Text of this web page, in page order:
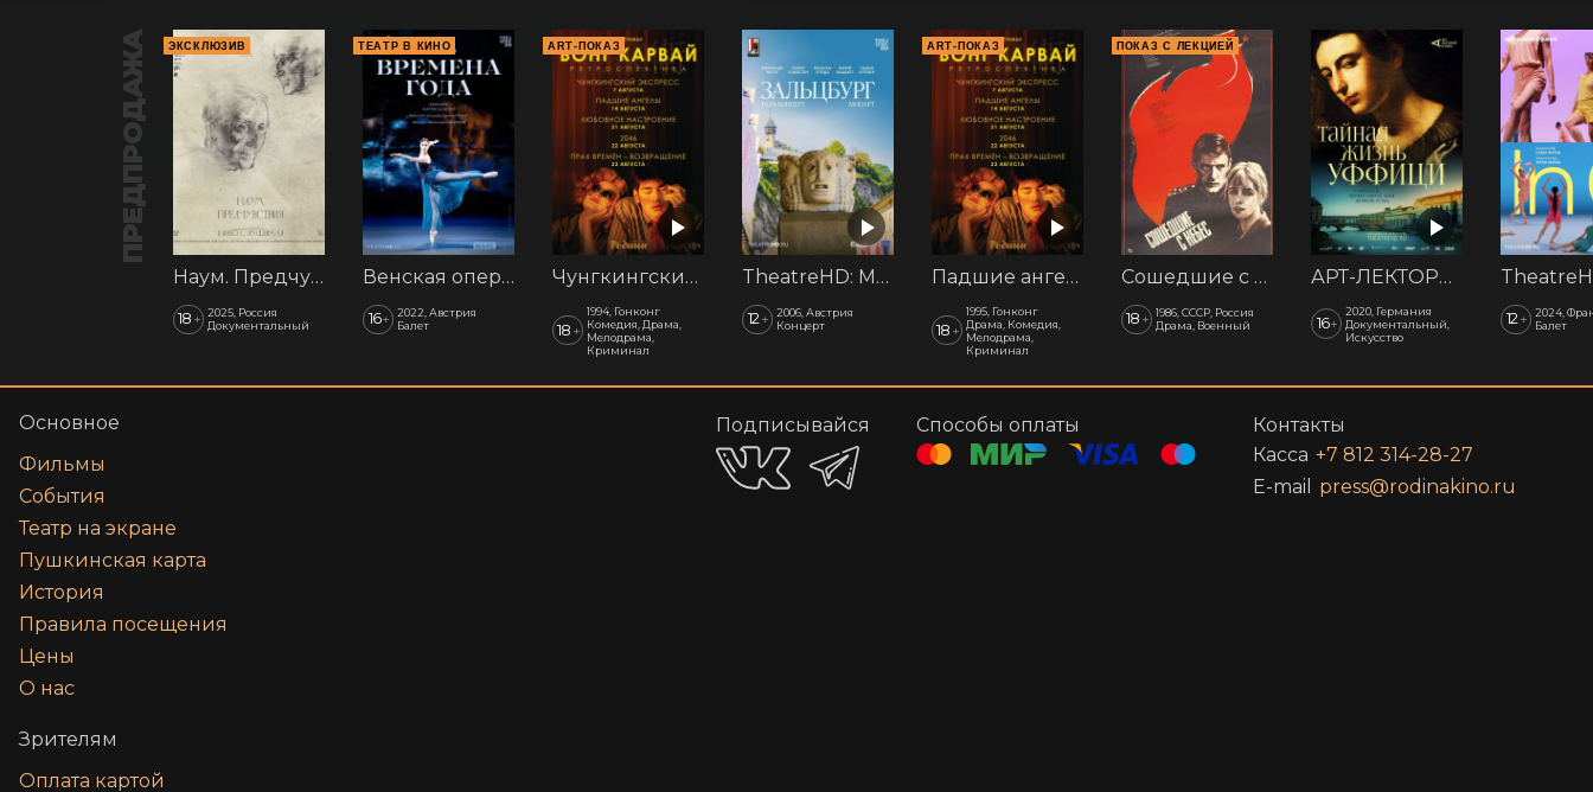
ПРЕДПРОДАЖА ЭКСКЛЮЗИВ
Наум. Предчувствия
18 + 2025, Россия
Документальный
ТЕАТР В КИНО
Венская опера: Времена года
16+
2022, Австрия
Балет
ART-ПОКАЗ
Чунгкингский экспресс. АртПоказ
18 +
1994, Гонконг
Комедия, Драма,
Мелодрама,
Криминал
TheatreHD: Моцарт. Гала-концерт из Зальцбурга
12+
2006, Австрия
Концерт
ART-ПОКАЗ
Падшие ангелы. АртПоказ
18 +
1995, Гонконг
Драма, Комедия,
Мелодрама,
Криминал
ПОКАЗ С ЛЕКЦИЕЙ
Сошедшие с небес
18 + 1986, СССР, Россия
Драма, Военный
АРТ-ЛЕКТОРИЙ: Тайная жизнь Уффици
16+
2020, Германия
Документальный,
Искусство
12+
2024,
Балет
Основное
Фильмы
События
Театр на экране
Пушкинская карта
История
Правила посещения
Цены
О нас
Зрителям
Оплата картой
Подписывайся Способы оплаты
Контакты
Касса +7 812 314-28-27
E-mail
press@rodinakino.ru